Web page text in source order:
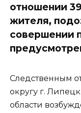
отношении
жителя,
совершении
Следственным
округу г.
области